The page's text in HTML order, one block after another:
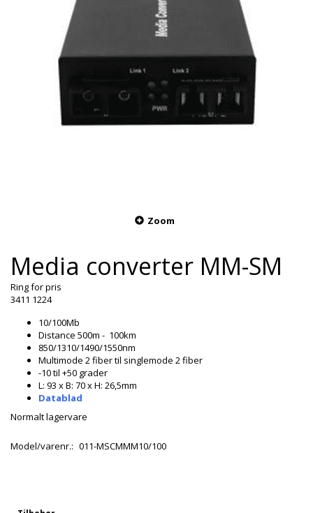
Zoom
Media converter MM-SM
Ring for pris
3411 1224
10/100Mb
Distance 500m - 100km
850/1310/1490/1550nm
Multimode 2 fiber til singlemode 2 fiber
-10 til +50 grader
L: 93 x B: 70 x H: 26,5mm
Datablad
Normalt lagervare
Model/varenr.: 011-MSCMMM10/100